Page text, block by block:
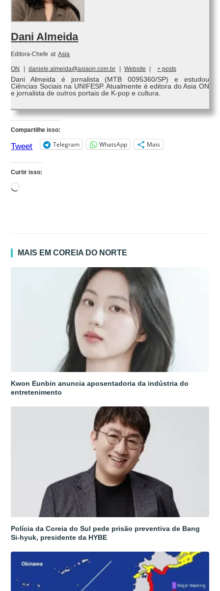
Dani Almeida
Editora-Chefe at Asia
ON daniele.almeida@asiaon.com.br Website + posts
Dani Almeida é jornalista (MTB 0095360/SP) e estudou
Ciências Sociais na UNIFESP. Atualmente é editora do Asia ON
e jornalista de outros portais de K-pop e cultura.
Compartilhe isso:
Tweet Telegram WhatsApp Mais
Curtir isso:
Carregando...
MAIS EM COREIA DO NORTE
Kwon Eunbin anuncia aposentadoria da indústria do
entretenimento
Polícia da Coreia do Sul pede prisão preventiva de Bang
Si-hyuk, presidente da HYBE